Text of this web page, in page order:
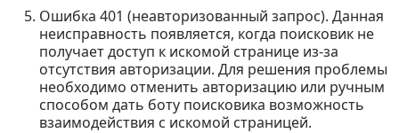
Ошибка 401 (неавторизованный запрос). Данная
неисправность появляется, когда поисковик не
получает доступ к искомой странице из-за
отсутствия авторизации. Для решения проблемы
необходимо отменить авторизацию или ручным
способом дать боту поисковика возможность
взаимодействия с искомой страницей.